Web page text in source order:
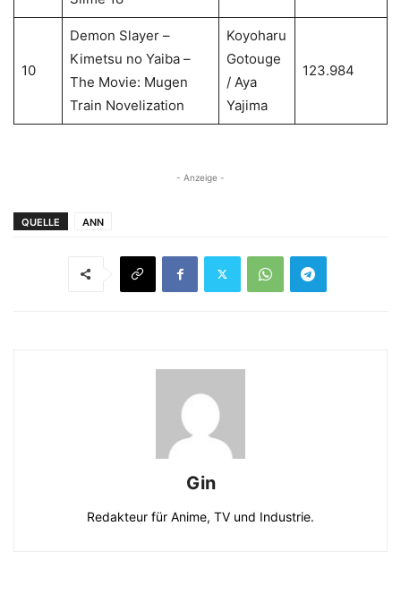
10
Demon Slayer –
Kimetsu no Yaiba –
The Movie: Mugen
Train Novelization
Koyoharu
Gotouge
/ Aya
Yajima
123.984
- Anzeige -
QUELLE ANN
Gin
Redakteur für Anime, TV und Industrie.